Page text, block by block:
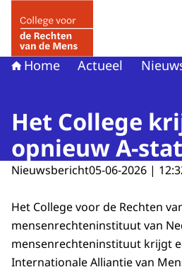
Home Actueel
Het College
opnieuw A-
Nieuwsbericht05-06-2026 |
Het College voor de Rechten
mensenrechteninstituut van
mensenrechteninstituut krijgt
Internationale Alliantie van